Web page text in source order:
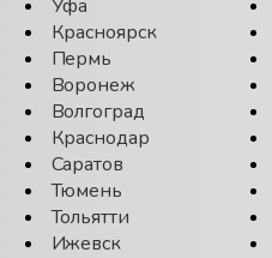
Уфа
Красноярск
Пермь
Воронеж
Волгоград
Краснодар
Саратов
Тюмень
Тольятти
Ижевск